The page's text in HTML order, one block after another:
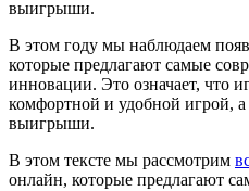
выигрыши.
В этом году мы наблюдаем
которые предлагают самые
инновации. Это означает, что
комфортной и удобной игрой,
выигрыши.
В этом тексте мы рассмотрим
онлайн, которые предлагают